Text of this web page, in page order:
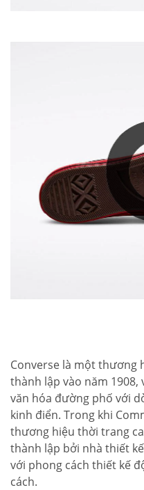
Converse là một thương
thành lập vào năm
văn hóa đường phố với
kinh điển. Trong khi
thương hiệu thời trang
thành lập bởi nhà thiết
với phong cách thiết kế
cách.